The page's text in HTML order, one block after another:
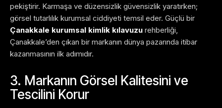
pekiştirir. Karmaşa ve düzensizlik güvensizlik yaratırken;
görsel tutarlılık kurumsal ciddiyeti temsil eder. Güçlü bir
Çanakkale kurumsal kimlik kılavuzu rehberliği,
Çanakkale’den çıkan bir markanın dünya pazarında itibar
kazanmasının ilk adımıdır.
3. Markanın Görsel Kalitesini ve
Tescilini Korur